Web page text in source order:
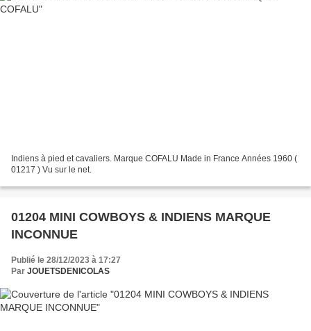
Indiens à pied et cavaliers. Marque COFALU Made in France Années 1960 (
01217 ) Vu sur le net.
01204 MINI COWBOYS & INDIENS MARQUE
INCONNUE
Publié le 28/12/2023 à 17:27
Par JOUETSDENICOLAS